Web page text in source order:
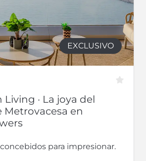
EXCLUSIVO
Living · La joya del
Metrovacesa en
para impresionar.